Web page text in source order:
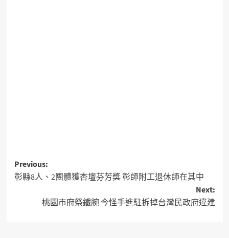
Previous:
彰縣8人、2團體獲杏壇芬芳獎 彰師附工退休師在其中
Next:
桃園市府祭鐵腕 今怪手進駐拆掉台灣民政府違建